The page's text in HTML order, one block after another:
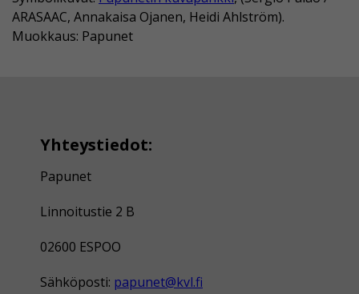
ARASAAC, Annakaisa Ojanen, Heidi Ahlström).
Muokkaus: Papunet
Yhteystiedot:
Papunet
Linnoitustie 2 B
02600 ESPOO
Sähköposti: papunet@kvl.fi